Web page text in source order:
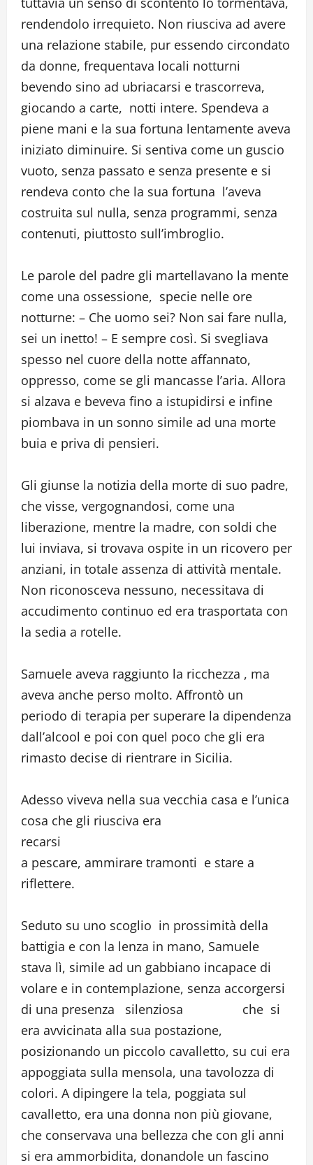
rendendolo irrequieto. Non riusciva ad avere
una relazione stabile, pur essendo circondato
da donne, frequentava locali notturni
bevendo sino ad ubriacarsi e trascorreva,
giocando a carte, notti intere. Spendeva a
piene mani e la sua fortuna lentamente aveva
iniziato diminuire. Si sentiva come un guscio
vuoto, senza passato e senza presente e si
rendeva conto che la sua fortuna l’aveva
costruita sul nulla, senza programmi, senza
contenuti, piuttosto sull’imbroglio.
Le parole del padre gli martellavano la mente
come una ossessione, specie nelle ore
notturne: – Che uomo sei? Non sai fare nulla,
sei un inetto! – E sempre così. Si svegliava
spesso nel cuore della notte affannato,
oppresso, come se gli mancasse l’aria. Allora
si alzava e beveva fino a istupidirsi e infine
piombava in un sonno simile ad una morte
buia e priva di pensieri.
Gli giunse la notizia della morte di suo padre,
che visse, vergognandosi, come una
liberazione, mentre la madre, con soldi che
lui inviava, si trovava ospite in un ricovero per
anziani, in totale assenza di attività mentale.
Non riconosceva nessuno, necessitava di
accudimento continuo ed era trasportata con
la sedia a rotelle.
Samuele aveva raggiunto la ricchezza , ma
aveva anche perso molto. Affrontò un
periodo di terapia per superare la dipendenza
dall’alcool e poi con quel poco che gli era
rimasto decise di rientrare in Sicilia.
Adesso viveva nella sua vecchia casa e l’unica
cosa che gli riusciva era
a pescare, ammirare tramonti e stare a
riflettere.
Seduto su uno scoglio in prossimità della
battigia e con la lenza in mano, Samuele
stava lì, simile ad un gabbiano incapace di
volare e in contemplazione, senza accorgersi
di una presenza silenziosa che si
era avvicinata alla sua postazione,
posizionando un piccolo cavalletto, su cui era
appoggiata sulla mensola, una tavolozza di
colori. A dipingere la tela, poggiata sul
cavalletto, era una donna non più giovane,
che conservava una bellezza che con gli anni
si era ammorbidita, donandole un fascino